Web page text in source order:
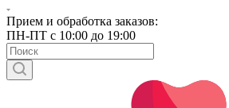
Прием и обработка заказов:
ПН-ПТ с 10:00 до 19:00